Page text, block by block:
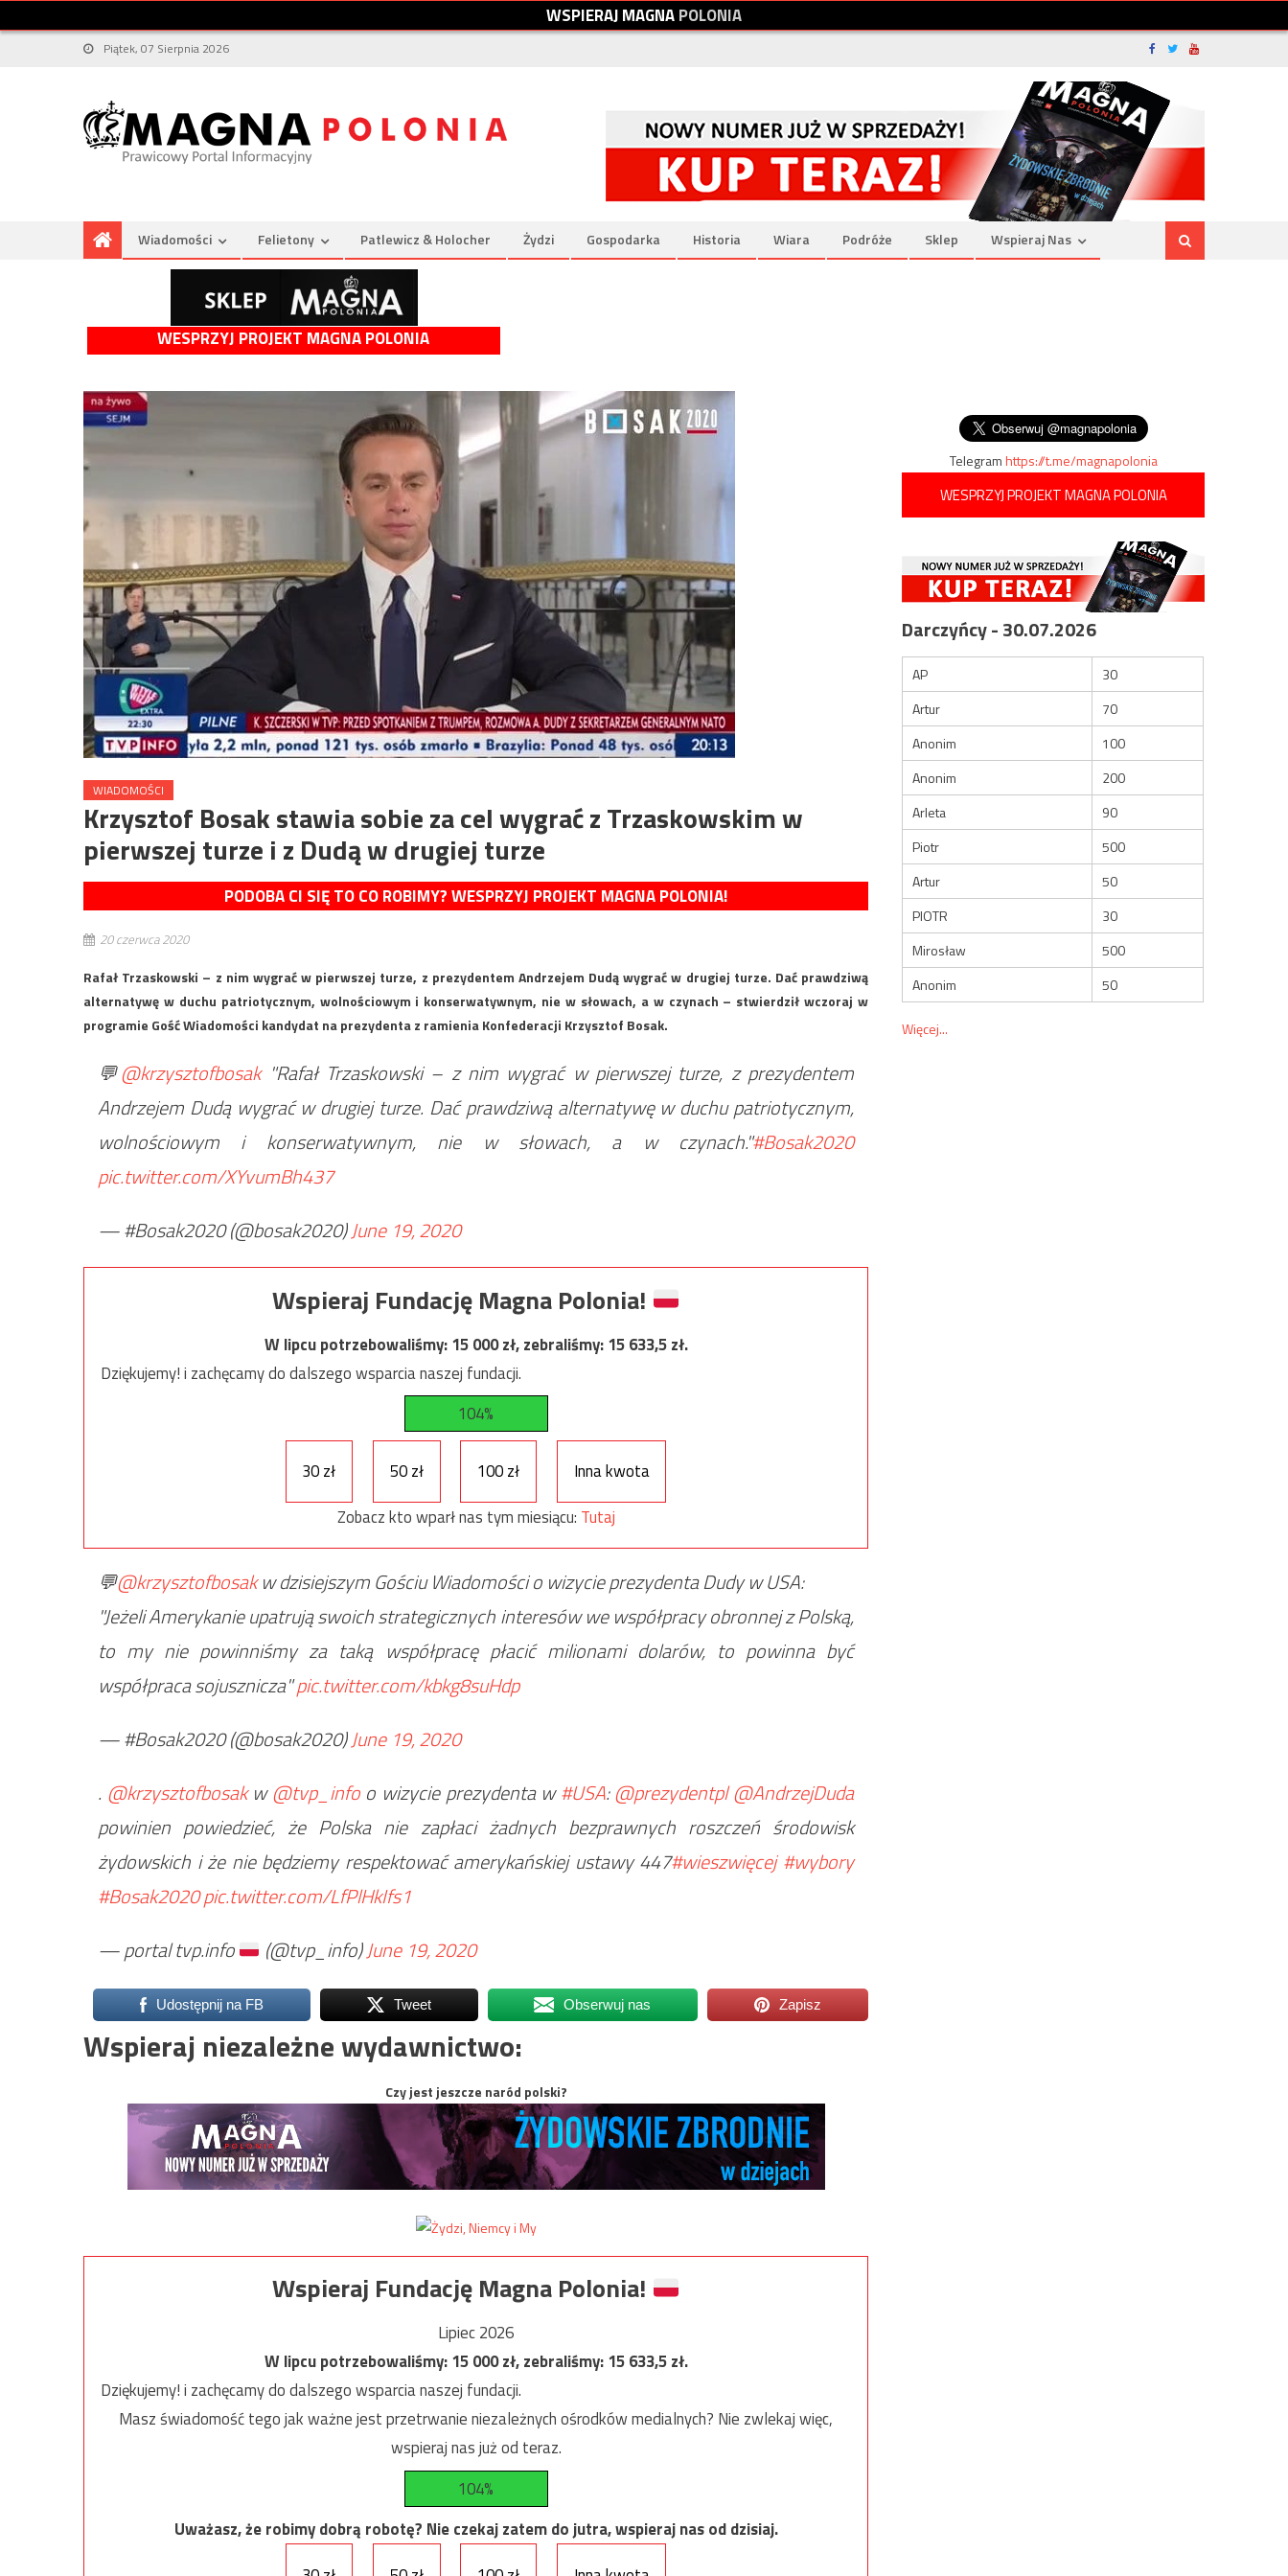
WSPIERAJMAGNAPOLONIA
Piątek, 07 Sierpnia 2026
Wiadomości Felietony Patlewicz & Holocher Żydzi Gospodarka Historia Wiara Podróże Sklep Wspieraj Nas
WESPRZYJ PROJEKT MAGNA POLONIA
WIADOMOŚCI
Krzysztof Bosak stawia sobie za cel wygrać z Trzaskowskim w
pierwszej turze i z Dudą w drugiej turze
PODOBA CI SIĘ TO CO ROBIMY? WESPRZYJ PROJEKT MAGNA POLONIA!
20 czerwca 2020
Rafał Trzaskowski – z nim wygrać w pierwszej turze, z prezydentem Andrzejem Dudą wygrać w drugiej turze. Dać prawdziwą
alternatywę w duchu patriotycznym, wolnościowym i konserwatywnym, nie w słowach, a w czynach – stwierdził wczoraj w
programie Gość Wiadomości kandydat na prezydenta z ramienia Konfederacji Krzysztof Bosak.
💬@krzysztofbosak"Rafał Trzaskowski – z nim wygrać w pierwszej turze, z prezydentem
Andrzejem Dudą wygrać w drugiej turze. Dać prawdziwą alternatywę w duchu patriotycznym,
wolnościowym i konserwatywnym, nie w słowach, a w czynach."#Bosak2020
pic.twitter.com/XYvumBh437
— #Bosak2020 (@bosak2020)June 19, 2020
Wspieraj Fundację Magna Polonia!
W lipcu potrzebowaliśmy:15 000zł, zebraliśmy:15 633,5zł.
Dziękujemy! i zachęcamy do dalszego wsparcia naszej fundacji.
104%
30 zł 50 zł 100 zł
Inna kwota
Zobacz kto wparł nas tym miesiącu: Tutaj
💬@krzysztofbosakw dzisiejszym Gościu Wiadomości o wizycie prezydenta Dudy w USA:
"Jeżeli Amerykanie upatrują swoich strategicznych interesów we współpracy obronnej z Polską,
to my nie powinniśmy za taką współpracę płacić milionami dolarów, to powinna być
współpraca sojusznicza"pic.twitter.com/kbkg8suHdp
— #Bosak2020 (@bosak2020)June 19, 2020
. @krzysztofbosakw@tvp_infoo wizycie prezydenta w#USA:@prezydentpl @AndrzejDuda
powinien powiedzieć, że Polska nie zapłaci żadnych bezprawnych roszczeń środowisk
żydowskich i że nie będziemy respektować amerykańskiej ustawy 447#wieszwięcej #wybory
#Bosak2020pic.twitter.com/LfPlHkIfs1
— portal tvp.info
(@tvp_info)June 19, 2020
Udostępnij na FB Tweet Obserwuj nas Zapisz
Wspieraj niezależne wydawnictwo:
Czy jest jeszcze naród polski?
Wspieraj Fundację Magna Polonia!
Lipiec 2026
W lipcu potrzebowaliśmy:15 000zł, zebraliśmy:15 633,5zł.
Dziękujemy! i zachęcamy do dalszego wsparcia naszej fundacji.
Masz świadomość tego jak ważne jest przetrwanie niezależnych ośrodków medialnych? Nie zwlekaj więc,
wspieraj nas już od teraz.
104%
Uważasz, że robimy dobrą robotę? Nie czekaj zatem do jutra, wspieraj nas od dzisiaj.
Telegramhttps://t.me/magnapolonia
WESPRZYJ PROJEKT MAGNA POLONIA
Darczyńcy - 30.07.2026
AP
30
Artur
70
Anonim
100
Anonim
200
Arleta
90
Piotr
500
Artur
50
PIOTR
30
Mirosław
500
Anonim
50
Więcej...